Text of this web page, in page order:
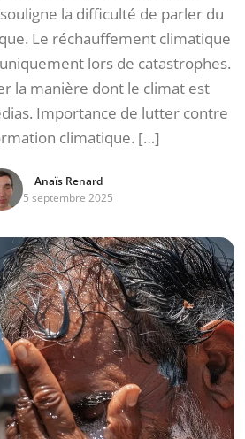
la difficulté de parler du
Le réchauffement climatique
lors de catastrophes.
la manière dont le climat est
Importance de lutter contre
climatique. […]
Anaïs Renard
5 septembre 2025